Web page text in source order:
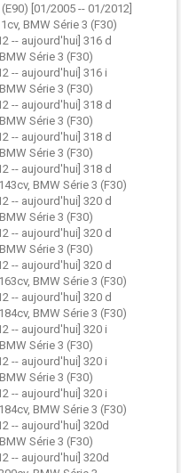
[01/2005 -- 01/2012]
BMW Série 3 (F30)
-- aujourd'hui] 316 d
Série 3 (F30)
-- aujourd'hui] 316 i
Série 3 (F30)
-- aujourd'hui] 318 d
Série 3 (F30)
-- aujourd'hui] 318 d
Série 3 (F30)
-- aujourd'hui] 318 d
BMW Série 3 (F30)
-- aujourd'hui] 320 d
Série 3 (F30)
-- aujourd'hui] 320 d
Série 3 (F30)
-- aujourd'hui] 320 d
BMW Série 3 (F30)
-- aujourd'hui] 320 d
BMW Série 3 (F30)
-- aujourd'hui] 320 i
Série 3 (F30)
-- aujourd'hui] 320 i
Série 3 (F30)
-- aujourd'hui] 320 i
BMW Série 3 (F30)
-- aujourd'hui] 320d
Série 3 (F30)
-- aujourd'hui] 320d